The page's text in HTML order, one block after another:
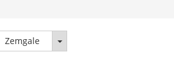
Zemgale Zemgale